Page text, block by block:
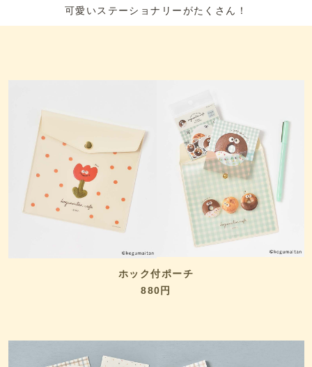
可愛いステーショナリーがたくさん！
ホック付ポーチ
880円